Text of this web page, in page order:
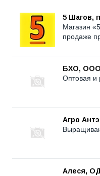
5 Шагов,
Магазин
продаже
БХО, ООО
Оптовая и
Агро
Алеся,